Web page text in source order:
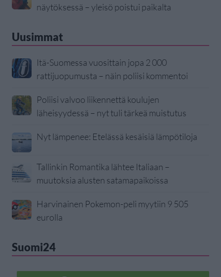
näytöksessä – yleisö poistui paikalta
Uusimmat
Itä-Suomessa vuosittain jopa 2 000
rattijuopumusta – näin poliisi kommentoi
Poliisi valvoo liikennettä koulujen
läheisyydessä – nyt tuli tärkeä muistutus
Nyt lämpenee: Etelässä kesäisiä lämpötiloja
Tallinkin Romantika lähtee Italiaan –
muutoksia alusten satamapaikoissa
Harvinainen Pokemon-peli myytiin 9 505
eurolla
Suomi24